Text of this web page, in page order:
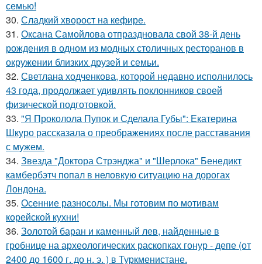
семью!
30. Сладкий хворост на кефире.
31. Оксана Самойлова отпраздновала свой 38-й день
рождения в одном из модных столичных ресторанов в
окружении близких друзей и семьи.
32. Светлана ходченкова, которой недавно исполнилось
43 года, продолжает удивлять поклонников своей
физической подготовкой.
33. "Я Проколола Пупок и Сделала Губы": Екатерина
Шкуро рассказала о преображениях после расставания
с мужем.
34. Звезда "Доктора Стрэнджа" и "Шерлока" Бенедикт
камбербэтч попал в неловкую ситуацию на дорогах
Лондона.
35. Осенние разносолы. Мы готовим по мотивам
корейской кухни!
36. Золотой баран и каменный лев, найденные в
гробнице на археологических раскопках гонур - депе (от
2400 до 1600 г. до н. э. ) в Туркменистане.